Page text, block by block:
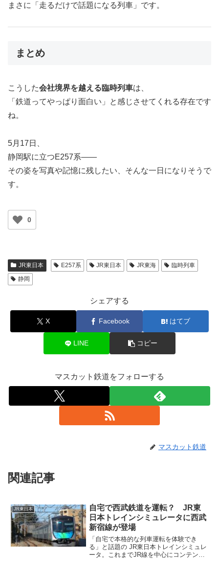
まさに「走るだけで話題になる列車」です。
まとめ
こうした会社境界を越える臨時列車は、
「鉄道ってやっぱり面白い」と感じさせてくれる存在です
ね。
5月17日、
静岡駅に立つE257系――
その姿を写真や記憶に残したい、そんな一日になりそうで
す。
0
JR東日本 E257系 JR東日本 JR東海
臨時列車
静岡
シェアする
X Facebook はてブ
LINE コピー
マスカット鉄道をフォローする
マスカット鉄道
関連記事
JR東日本
自宅で西武鉄道を運転？ JR東
日本トレインシミュレータに西武
新宿線が登場
「自宅で本格的な列車運転を体験でき
る」と話題の JR東日本トレインシミュレ
ータ。これまでJR線を中心にコンテンツ